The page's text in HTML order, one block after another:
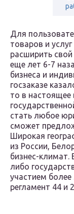
Для
товаров и
расширить
еще лет 6-7
бизнеса и
госзаказе
то в
стать любое
сможет
Широкая
из России,
бизнес-климат.
либо
участием
регламент 44 и